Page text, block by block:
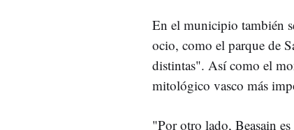
En el municipio también
ocio, como el parque de
distintas". Así como el
mitológico vasco más
"Por otro lado, Beasain es